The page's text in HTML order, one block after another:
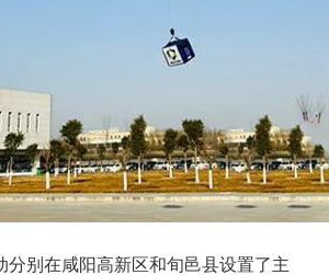
别在咸阳高新区和旬邑县设置了主